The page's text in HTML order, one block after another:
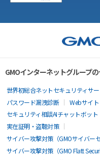
GMOインターネットグループ
世界初総合ネットセキュリティサ
パスワード漏洩診断
Webサイ
セキュリティ相談AIチャットボット
実在証明・盗聴対策
サイバー攻撃対策（GMOサイバー
サイバー攻撃対策（GMO Flatt